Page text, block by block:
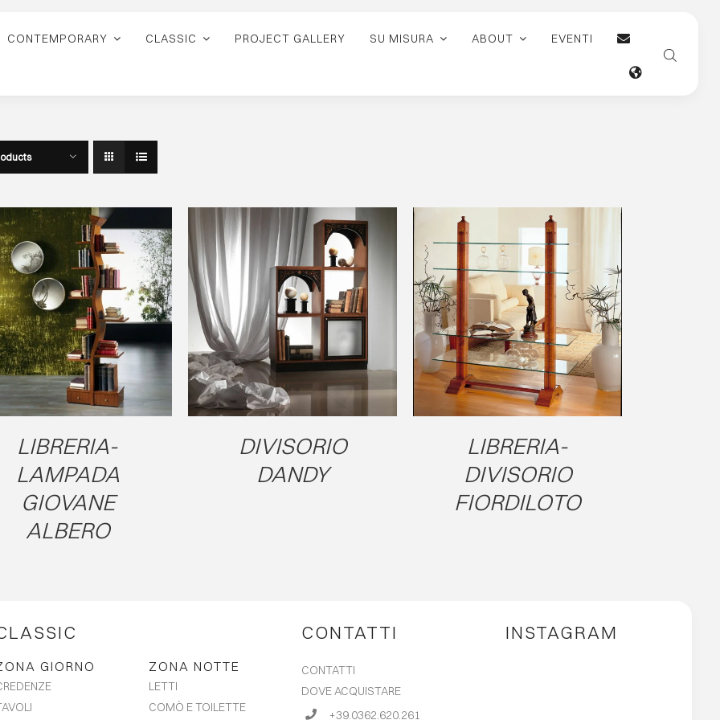
CONTEMPORARY CLASSIC PROJECT GALLERY SU MISURA ABOUT EVENTI
AL CARRELLO
DETAILS
LIBRERIA-
LAMPADA
GIOVANE
ALBERO
AGGIUNGI AL CARRELLO
/
DETAILS
DIVISORIO
DANDY
AGGIUNGI AL CARRELLO
DETAILS
LIBRERIA-
DIVISORIO
FIORDILOTO
CONTATTI INSTAGRAM
GIORNO ZONA NOTTE
LETTI
COMÒ E TOILETTE
CONTATTI
DOVE ACQUISTARE
+39.0362.620.261